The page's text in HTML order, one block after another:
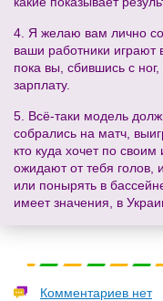
4. Я желаю вам лично
ваши работники играют
пока вы, сбившись с
зарплату.
5. Всё-таки модель
собрались на матч,
кто куда хочет по
ожидают от тебя голов,
или понырять в
имеет значения, в
Комментариев нет